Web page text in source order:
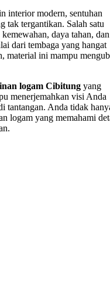
interior modern, sentuhan
tak tergantikan. Salah satu
daya tahan, dan
dari tembaga yang hangat
material ini mampu
logam Cibitung yang
menerjemahkan visi Anda
tantangan. Anda tidak
logam yang memahami